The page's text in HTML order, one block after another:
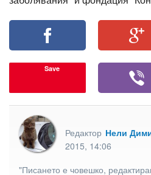
Save
Редактор Нели
2015, 14:06
"Писането е човешко,